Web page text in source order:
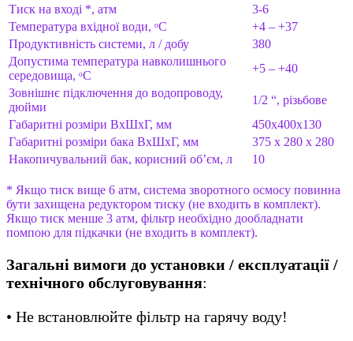
Тиск на вході *, атм
3-6
Температура вхідної води, ᵒС
+4 – +37
Продуктивність системи, л / добу
380
Допустима температура навколишнього
середовища, ᵒС
+5 – +40
Зовнішнє підключення до водопроводу,
дюйми
1/2 “, різьбове
Габаритні розміри ВхШхГ, мм
450х400х130
Габаритні розміри бака ВхШхГ, мм
375 х 280 х 280
Накопичувальний бак, корисний об’єм, л
10
* Якщо тиск вище 6 атм, система зворотного осмосу повинна
бути захищена редуктором тиску (не входить в комплект).
Якщо тиск менше 3 атм, фільтр необхідно дообладнати
помпою для підкачки (не входить в комплект).
Загальні вимоги до установки / експлуатації /
технічного обслуговування:
• Не встановлюйте фільтр на гарячу воду!